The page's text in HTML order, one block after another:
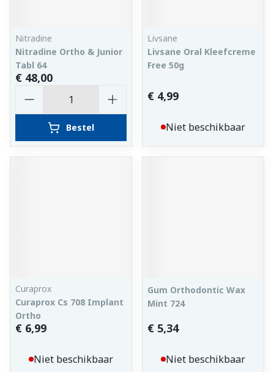
Nitradine
Nitradine Ortho & Junior
Tabl 64
€ 48,00
Bestel
Livsane
Livsane Oral Kleefcreme
Free 50g
€ 4,99
Niet beschikbaar
Curaprox
Curaprox Cs 708 Implant
Ortho
€ 6,99
Niet beschikbaar
Gum Orthodontic Wax
Mint 724
€ 5,34
Niet beschikbaar